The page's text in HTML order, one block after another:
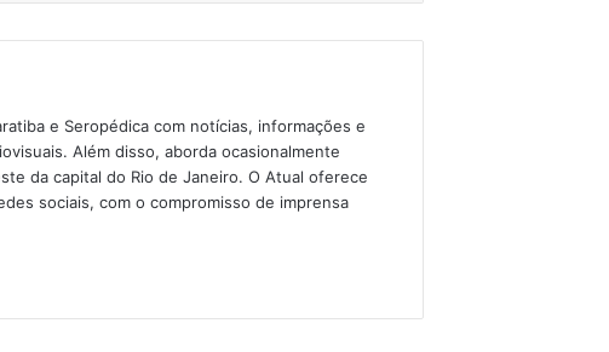
e Seropédica com notícias, informações e
Além disso, aborda ocasionalmente
da capital do Rio de Janeiro. O Atual oferece
sociais, com o compromisso de imprensa